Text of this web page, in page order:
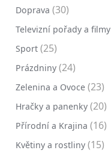
Doprava (30)
Televizní pořady a filmy
Sport (25)
Prázdniny (24)
Zelenina a Ovoce (23)
Hračky a panenky (20)
Přírodní a Krajina (16)
Květiny a rostliny (15)